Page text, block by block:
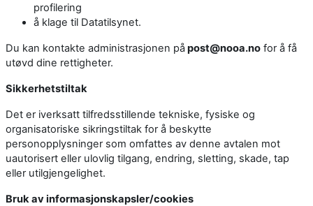
profilering
å klage til Datatilsynet.
Du kan kontakte administrasjonen påpost@nooa.no for å få
utøvd dine rettigheter.
Sikkerhetstiltak
Det er iverksatt tilfredsstillende tekniske, fysiske og
organisatoriske sikringstiltak for å beskytte
personopplysninger som omfattes av denne avtalen mot
uautorisert eller ulovlig tilgang, endring, sletting, skade, tap
eller utilgjengelighet.
Bruk av informasjonskapsler/cookies